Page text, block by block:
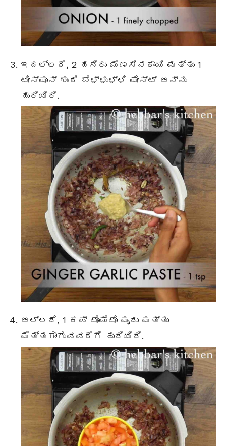
ಇದಲ್ಲದೆ, 2 ಹಸಿರು ಮೆಣಸಿನಕಾಯಿ ಮತ್ತು 1
ಟೀಸ್ಪೂನ್ ಶುಂಠಿ ಬೆಳ್ಳುಳ್ಳಿ ಪೇಸ್ಟ್ ಅನ್ನು
ಹುರಿಯಿರಿ.
ಅಲ್ಲದೆ, 1 ಕಪ್ ಟೊಮೆಟೊ ಮೃದು ಮತ್ತು
ಮೆತ್ತಗಾಗುವವರೆಗೆ ಹುರಿಯಿರಿ.